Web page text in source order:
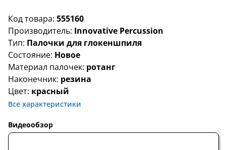
Код товара: 555160
Производитель: Innovative Percussion
Тип: Палочки для глокеншпиля
Состояние: Новое
Материал палочек: ротанг
Наконечник: резина
Цвет: красный
Все характеристики
Видеообзор